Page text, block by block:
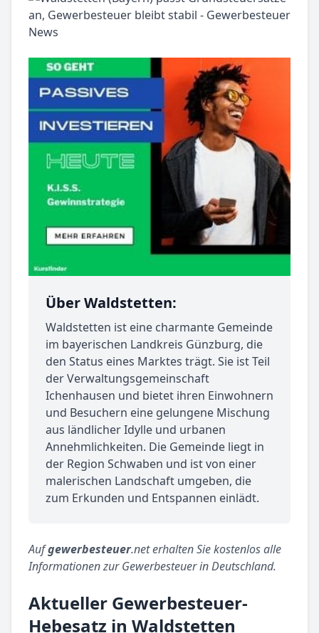
Über Waldstetten:
Waldstetten ist eine charmante Gemeinde
im bayerischen Landkreis Günzburg, die
den Status eines Marktes trägt. Sie ist Teil
der Verwaltungsgemeinschaft
Ichenhausen und bietet ihren Einwohnern
und Besuchern eine gelungene Mischung
aus ländlicher Idylle und urbanen
Annehmlichkeiten. Die Gemeinde liegt in
der Region Schwaben und ist von einer
malerischen Landschaft umgeben, die
zum Erkunden und Entspannen einlädt.
Aufgewerbesteuer.net erhalten Sie kostenlos alle
Informationen zur Gewerbesteuer in Deutschland.
Aktueller Gewerbesteuer-
Hebesatz in Waldstetten